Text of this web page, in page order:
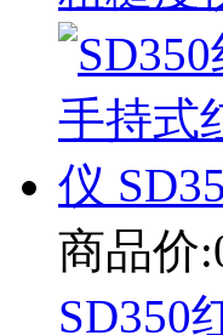
商品价
SD350